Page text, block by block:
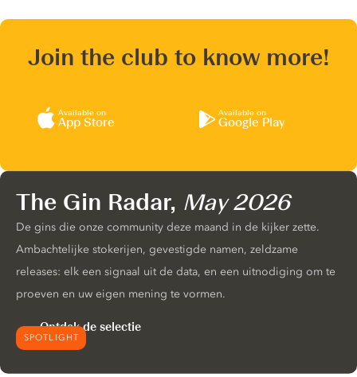
Join the club to know more!
Available on
App Store
Available on
Google Play
SPOTLIGHT
The Gin Radar, May 2026
De gins die onze community deze maand in de kijker zette.
Ambachtelijke stokerijen, gevestigde namen, zeldzame
releases: elk een signaal uit de data, en een uitnodiging om te
proeven en uw eigen mening te vormen.
Ontdek de selectie